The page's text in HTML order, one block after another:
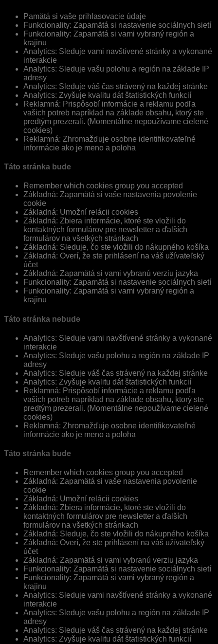
Pamätá si vaše prihlasovacie údaje
Funkcionality: Zapamätá si nastavenie sociálnych sietí
Funkcionality: Zapamätá si vami vybraný región a
krajinu
Analytics: Sleduje vami navštívené stránky a vykonané
interakcie
Analytics: Sleduje vašu polohu a región na základe IP
adresy
Analytics: Sleduje váš čas strávený na každej stránke
Analytics: Zvyšuje kvalitu dát štatistických funkcií
Reklamná: Prispôsobí informácie a reklamu podľa
vašich potreb napríklad na základe obsahu, ktorý ste
predtým prezerali. (Momentálne nepoužívame cielené
cookies)
Reklamná: Zhromažďuje osobne identifikovateľné
informácie ako je meno a poloha
Táto stránka bude
Remember which cookies group you accepted
Základná: Zapamätá si vaše nastavenia povolenie
cookie
Základná: Umožní relácii cookies
Základná: Zbiera informácie, ktoré ste vložili do
kontaktných formulárov pre newsletter a ďalších
formulárov na všetkých stránkach
Základná: Sleduje, čo ste vložili do nákupného košíka
Základná: Overí, že ste prihlásení na váš užívateľský
účet
Základná: Zapamätá si vami vybranú verziu jazyka
Funkcionality: Zapamätá si nastavenie sociálnych sietí
Funkcionality: Zapamätá si vami vybraný región a
krajinu
Táto stránka nebude
Analytics: Sleduje vami navštívené stránky a vykonané
interakcie
Analytics: Sleduje vašu polohu a región na základe IP
adresy
Analytics: Sleduje váš čas strávený na každej stránke
Analytics: Zvyšuje kvalitu dát štatistických funkcií
Reklamná: Prispôsobí informácie a reklamu podľa
vašich potreb napríklad na základe obsahu, ktorý ste
predtým prezerali. (Momentálne nepoužívame cielené
cookies)
Reklamná: Zhromažďuje osobne identifikovateľné
informácie ako je meno a poloha
Táto stránka bude
Remember which cookies group you accepted
Základná: Zapamätá si vaše nastavenia povolenie
cookie
Základná: Umožní relácii cookies
Základná: Zbiera informácie, ktoré ste vložili do
kontaktných formulárov pre newsletter a ďalších
formulárov na všetkých stránkach
Základná: Sleduje, čo ste vložili do nákupného košíka
Základná: Overí, že ste prihlásení na váš užívateľský
účet
Základná: Zapamätá si vami vybranú verziu jazyka
Funkcionality: Zapamätá si nastavenie sociálnych sietí
Funkcionality: Zapamätá si vami vybraný región a
krajinu
Analytics: Sleduje vami navštívené stránky a vykonané
interakcie
Analytics: Sleduje vašu polohu a región na základe IP
adresy
Analytics: Sleduje váš čas strávený na každej stránke
Analytics: Zvyšuje kvalitu dát štatistických funkcií